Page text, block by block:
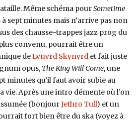
Même schéma pourSometime
à sept minutes mais n’arrive pas non
des chausse-trappes jazz prog du
convenu, pourrait être un
deLynyrd Skynyrdet fait juste
opus, The King Will Come, une
minutes qu’il faut avoir subie au
vie. Après une intro démente où l’on
(bonjourJethro Tull) et un
fort bien être du ska (voyez à